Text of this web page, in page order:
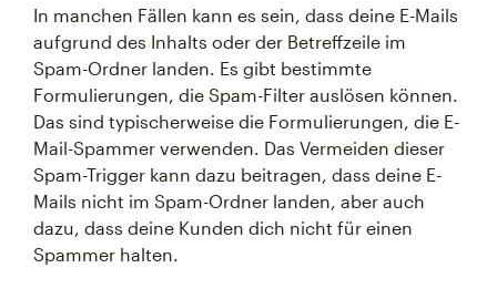
In manchen Fällen kann es sein, dass deine E-Mails
aufgrund des Inhalts oder der Betreffzeile im
Spam-Ordner landen. Es gibt bestimmte
Formulierungen, die Spam-Filter auslösen können.
Das sind typischerweise die Formulierungen, die E-
Mail-Spammer verwenden. Das Vermeiden dieser
Spam-Trigger kann dazu beitragen, dass deine E-
Mails nicht im Spam-Ordner landen, aber auch
dazu, dass deine Kunden dich nicht für einen
Spammer halten.